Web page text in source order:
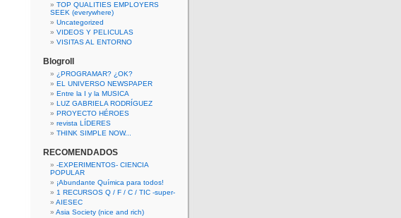
TOP QUALITIES EMPLOYERS
SEEK (everywhere)
Uncategorized
VIDEOS Y PELICULAS
VISITAS AL ENTORNO
Blogroll
¿PROGRAMAR? ¿OK?
EL UNIVERSO NEWSPAPER
Entre la I y la MUSICA
LUZ GABRIELA RODRÍGUEZ
PROYECTO HÉROES
revista LÍDERES
THINK SIMPLE NOW...
RECOMENDADOS
-EXPERIMENTOS- CIENCIA
POPULAR
¡Abundante Química para todos!
1 RECURSOS Q / F / C / TIC -super-
AIESEC
Asia Society (nice and rich)